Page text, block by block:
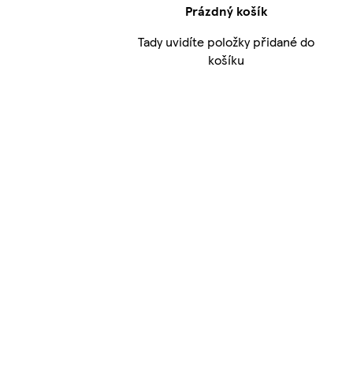
Prázdný košík
Tady uvidíte položky přidané do
košíku